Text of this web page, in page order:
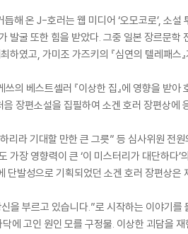
해 온 J-호러는 웹 미디어 ‘오모코로’, 소
굴 또한 힘을 받았다. 그중 일본 장르문학
하였고, 가미조 가즈키의 『심연의 텔레패스
의 베스트셀러 『이상한 집』에 영향을 받
장편소설을 집필하여 소겐 호러 장편상에
라 기대할 만한 큰 그릇” 등 심사위원 전원
장 영향력이 큰 ‘이 미스터리가 대단하다’
발성으로 기획되었던 소겐 호러 장편상은
을 부르고 있습니다.”로 시작하는 이야기
에 고인 원인 모를 구정물. 이상한 괴담을